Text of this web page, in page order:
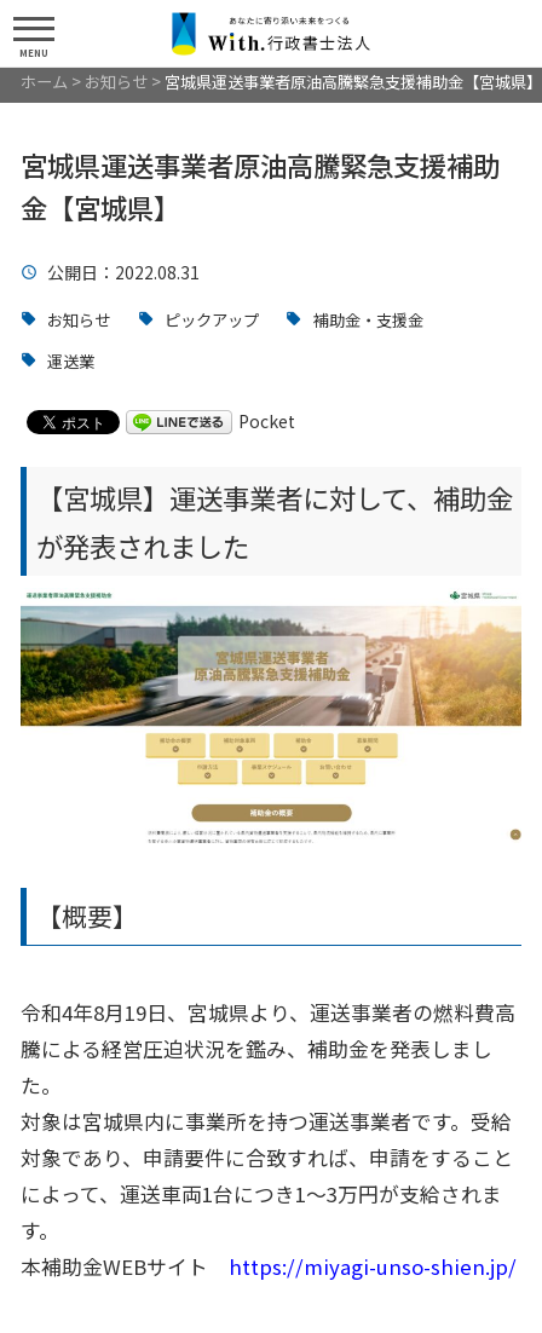
MENU
ホーム > お知らせ> 宮城県運送事業者原油高騰緊急支援補助金【宮城県】
宮城県運送事業者原油高騰緊急支援補助
金【宮城県】
公開日 ：2022.08.31
お知らせ ピックアップ
補助金・支援金
運送業
Pocket
【宮城県】運送事業者に対して、補助金
が発表されました
【概要】
令和4年8月19日、宮城県より、運送事業者の燃料費高
騰による経営圧迫状況を鑑み、補助金を発表しまし
た。
対象は宮城県内に事業所を持つ運送事業者です。受給
対象であり、申請要件に合致すれば、申請をすること
によって、運送車両1台につき1〜3万円が支給されま
す。
本補助金WEBサイト https://miyagi-unso-shien.jp/